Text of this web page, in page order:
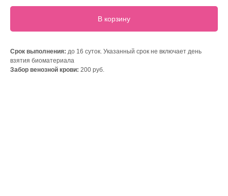
В корзину
Срок выполнения: до 16 суток. Указанный срок не включает день
взятия биоматериала
Забор венозной крови: 200 руб.